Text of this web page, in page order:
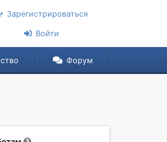
Зарегистрироваться
Войти
Форум